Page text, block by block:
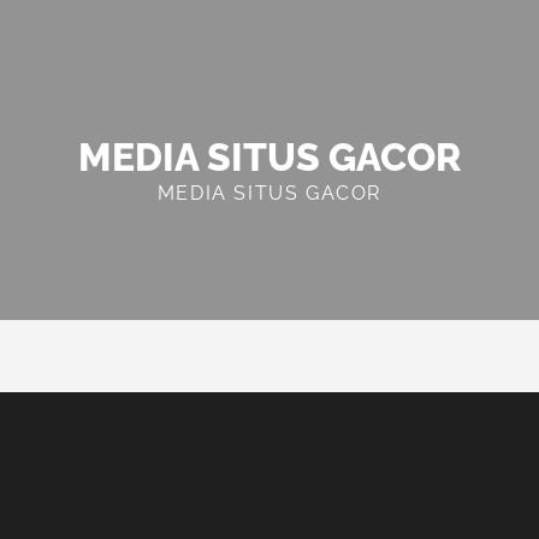
MEDIA SITUS GACOR
MEDIA SITUS GACOR